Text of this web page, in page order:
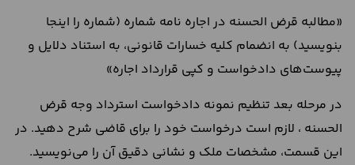
«مطالبه قرض الحسنه در اجاره نامه شماره (شماره را اینجا
بنویسید) به انضمام کلیه خسارات قانونی، به استناد دلایل و
پیوست‌های دادخواست و کپی قرارداد اجاره»
در مرحله بعد تنظیم نمونه دادخواست استرداد وجه قرض
الحسنه ، لازم است درخواست خود را برای قاضی شرح دهید. در
این قسمت، مشخصات ملک و نشانی دقیق آن را می‌نویسید.